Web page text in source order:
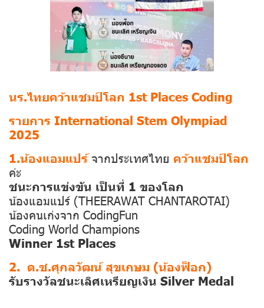
นร.ไทยคว้าแชมป์โลก 1st Places Coding
รายการ International Stem Olympiad
2025
1.น้องแอมแปร์จากประเทศไทย คว้าแชมป์โลก
ค่ะ
ชนะการแข่งขัน เป็นที่ 1 ของโลก
น้องแอมแปร์ (THEERAWAT CHANTAROTAI)
น้องคนเก่งจาก CodingFun
Coding World Champions
Winner 1st Places
2. ด.ช.ศุกลวัฒน์ สุขเกษม (น้องฟ็อก)
รับรางวัลชนะเลิศเหรียญเงิน Silver Medal